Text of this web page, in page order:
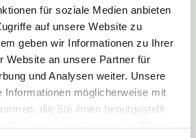
für soziale Medien anbieten
auf unsere Website zu
geben wir Informationen zu Ihrer
Website an unsere Partner für
und Analysen weiter. Unsere
Informationen möglicherweise mit
die Sie ihnen bereitgestellt
Jetzt buchen